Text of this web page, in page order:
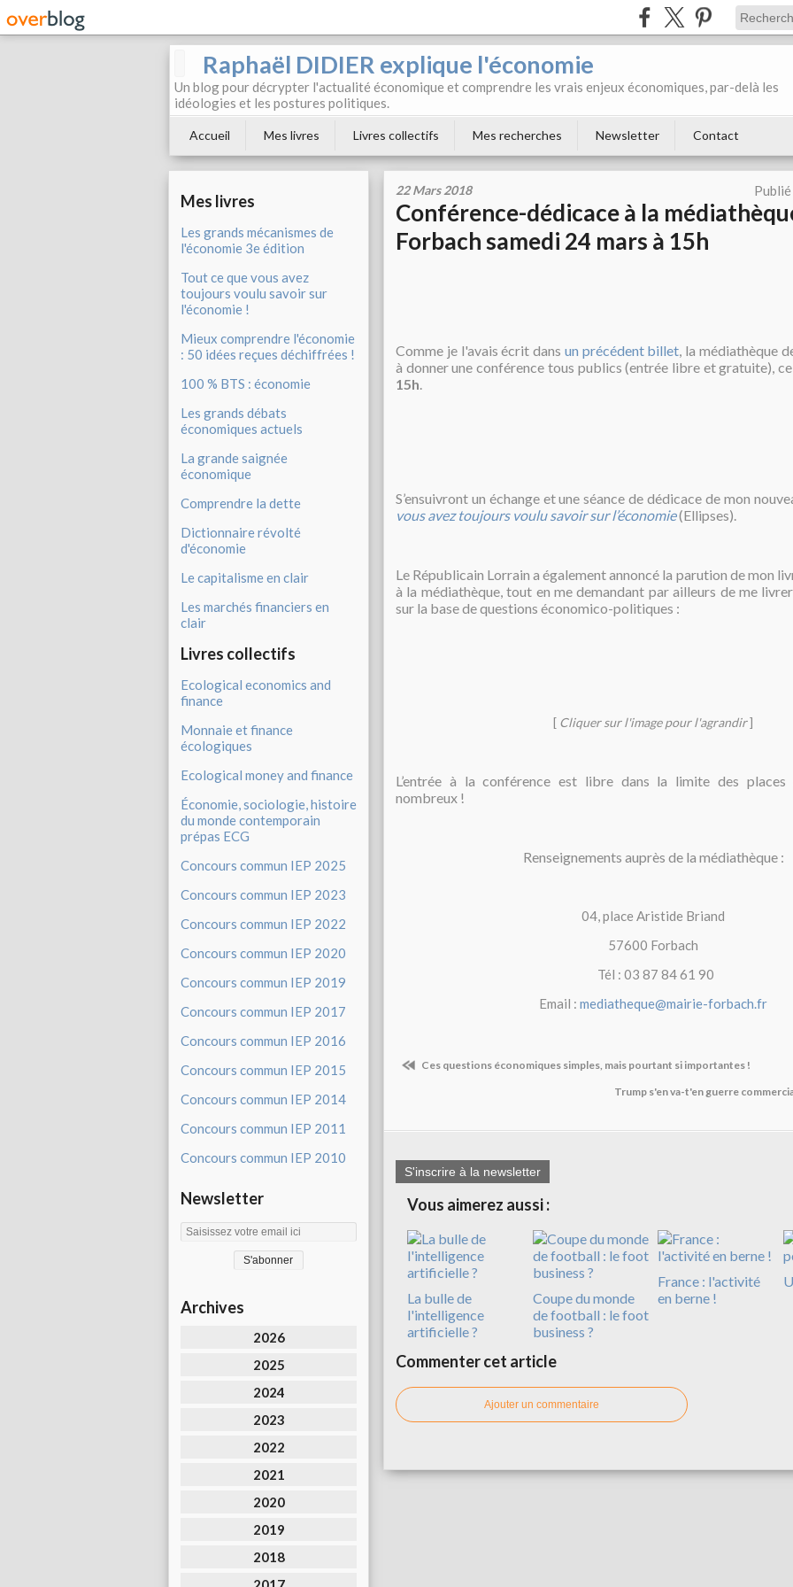
Raphaël DIDIER explique l'économie
Un blog pour décrypter l'actualité économique et comprendre les vrais enjeux économiques, par-delà les
idéologies et les postures politiques.
Accueil Mes livres Livres collectifs Mes recherches Newsletter Contact
Mes livres
Les grands mécanismes de
l'économie 3e édition
Tout ce que vous avez
toujours voulu savoir sur
l'économie !
Mieux comprendre l'économie
: 50 idées reçues déchiffrées !
100 % BTS : économie
Les grands débats
économiques actuels
La grande saignée
économique
Comprendre la dette
Dictionnaire révolté
d'économie
Le capitalisme en clair
Les marchés financiers en
clair
Livres collectifs
Ecological economics and
finance
Monnaie et finance
écologiques
Ecological money and finance
Économie, sociologie, histoire
du monde contemporain
prépas ECG
Concours commun IEP 2025
Concours commun IEP 2023
Concours commun IEP 2022
Concours commun IEP 2020
Concours commun IEP 2019
Concours commun IEP 2017
Concours commun IEP 2016
Concours commun IEP 2015
Concours commun IEP 2014
Concours commun IEP 2011
Concours commun IEP 2010
Newsletter
Archives
2026
2025
2024
2023
2022
2021
2020
2019
2018
22 Mars 2018
Conférence-dédicace à la
Forbach samedi 24 mars à 15h
Comme je l'avais écrit dans un précédent billet, la médiathèque
à donner une conférence tous publics (entrée libre et gratuite), ce
15h.
S’ensuivront un échange et une séance de dédicace de mon
vous avez toujours voulu savoir sur l’économie(Ellipses).
Le Républicain Lorrain a également annoncé la parution de mon
à la médiathèque, tout en me demandant par ailleurs de me
sur la base de questions économico-politiques :
[ Cliquer sur l'image pour l'agrandir]
L’entrée à la conférence est libre dans la limite des places
nombreux !
Renseignements auprès de la médiathèque :
04, place Aristide Briand
57600 Forbach
Tél : 03 87 84 61 90
Email : mediatheque@mairie-forbach.fr
Ces questions économiques simples, mais pourtant si importantes !
Trump s'en va-t'en guerre
S'inscrire à la newsletter
Vous aimerez aussi :
La bulle de
l'intelligence
artificielle ?
Coupe du monde
de football : le foot
business ?
France : l'activité
en berne !
Commenter cet article
Ajouter un commentaire